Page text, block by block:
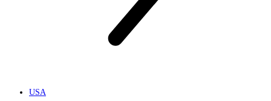
USA